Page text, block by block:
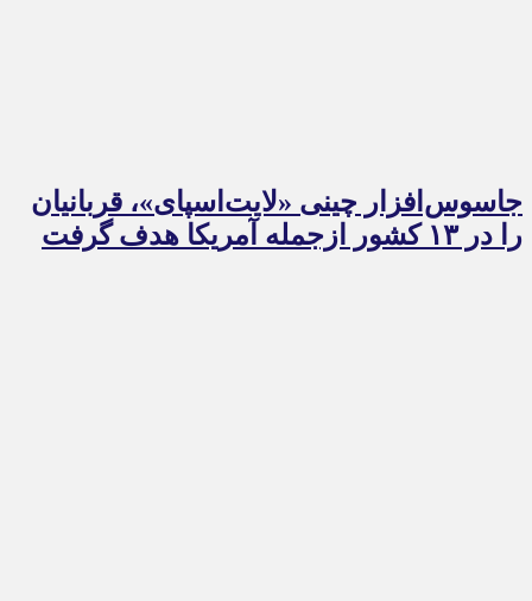
جاسوس‌افزار چینی «لایت‌اسپای»، قربانیان
را در ۱۳ کشور ازجمله آمریکا هدف گرفت